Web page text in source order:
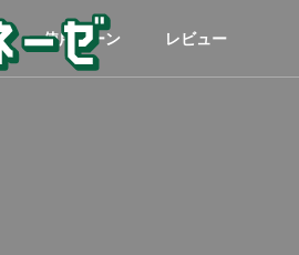
使用シーン レビュー